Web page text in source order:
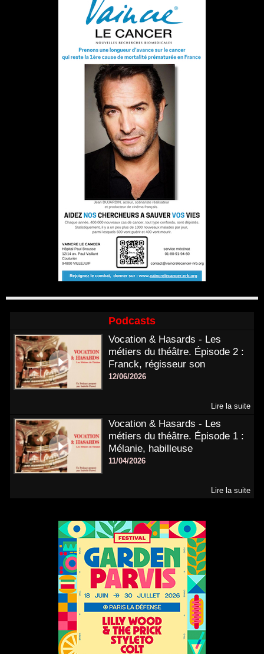
Podcasts
Vocation & Hasards - Les
métiers du théâtre. Épisode 2 :
Franck, régisseur son
12/06/2026
Lire la suite
Vocation & Hasards - Les
métiers du théâtre. Épisode 1 :
Mélanie, habilleuse
11/04/2026
Lire la suite